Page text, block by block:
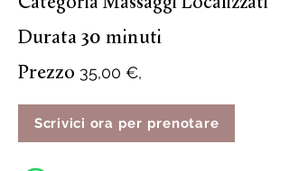
Durata 30 minuti
Prezzo 35,00 €,
Scrivici ora per prenotare